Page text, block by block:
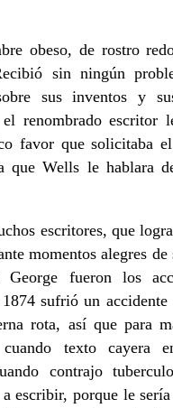
obeso, de rostro
sin ningún
sus inventos y
renombrado escritor
favor que solicitaba el
que Wells le hablara
escritores, que
momentos alegres
George fueron los
1874 sufrió un
rota, así que para
texto cayera
contrajo
a escribir, porque le